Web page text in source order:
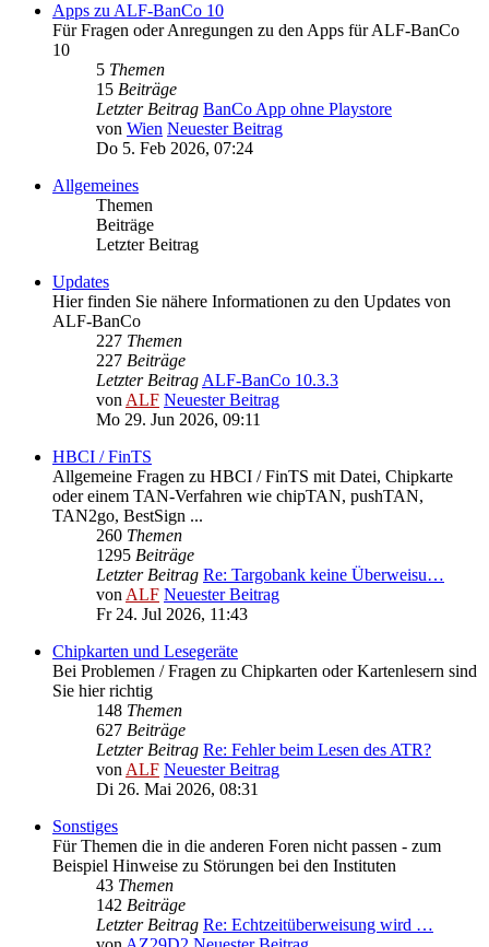
Apps zu ALF-BanCo 10
Für Fragen oder Anregungen zu den Apps für ALF-BanCo
10
5 Themen
15 Beiträge
Letzter Beitrag BanCo App ohne Playstore
von Wien Neuester Beitrag
Do 5. Feb 2026, 07:24
Allgemeines
Themen
Beiträge
Letzter Beitrag
Updates
Hier finden Sie nähere Informationen zu den Updates von
ALF-BanCo
227 Themen
227 Beiträge
Letzter BeitragALF-BanCo 10.3.3
vonALF Neuester Beitrag
Mo 29. Jun 2026, 09:11
HBCI / FinTS
Allgemeine Fragen zu HBCI / FinTS mit Datei, Chipkarte
oder einem TAN-Verfahren wie chipTAN, pushTAN,
TAN2go, BestSign ...
260 Themen
1295 Beiträge
Letzter Beitrag Re: Targobank keine Überweisu…
vonALF Neuester Beitrag
Fr 24. Jul 2026, 11:43
Chipkarten und Lesegeräte
Bei Problemen / Fragen zu Chipkarten oder Kartenlesern sind
Sie hier richtig
148 Themen
627 Beiträge
Letzter Beitrag Re: Fehler beim Lesen des ATR?
vonALF Neuester Beitrag
Di 26. Mai 2026, 08:31
Sonstiges
Für Themen die in die anderen Foren nicht passen - zum
Beispiel Hinweise zu Störungen bei den Instituten
43 Themen
142 Beiträge
Letzter Beitrag Re: Echtzeitüberweisung wird …